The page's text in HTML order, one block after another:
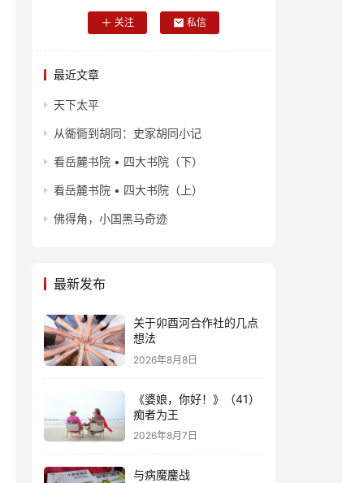
关注 私信
最近文章
天下太平
从衚衕到胡同：史家胡同小记
看岳麓书院 • 四大书院（下）
看岳麓书院 • 四大书院（上）
佛得角，小国黑马奇迹
最新发布
关于卯酉河合作社的几点
想法
2026年8月8日
《婆娘，你好！》（41）
痴者为王
2026年8月7日
与病魔鏖战